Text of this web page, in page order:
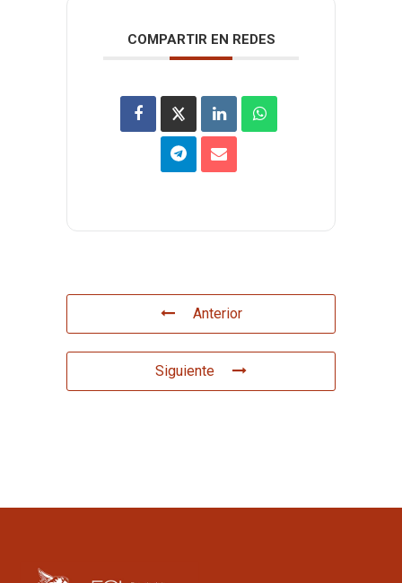
COMPARTIR EN REDES
Anterior
Siguiente